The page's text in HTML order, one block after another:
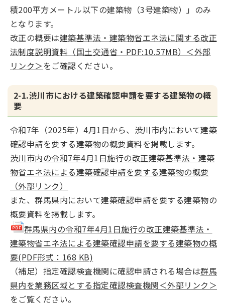
積200平方メートル以下の建築物（3号建築物）」のみ
となります。
改正の概要は建築基準法・建築物省エネ法に関する改正
法制度説明資料（国土交通省・PDF:10.57MB）＜外部
リンク＞をご確認ください。
2-1.渋川市における建築確認申請を要する建築物の概
要
令和7年（2025年）4月1日から、渋川市内において建築
確認申請を要する建築物の概要資料を掲載します。
渋川市内の令和7年4月1日施行の改正建築基準法・建築
物省エネ法による建築確認申請を要する建築物の概要
（外部リンク）
また、群馬県内において建築確認申請を要する建築物の
概要資料を掲載します。
群馬県内の令和7年4月1日施行の改正建築基準法・
建築物省エネ法による建築確認申請を要する建築物の概
要(PDF形式：168 KB)
（補足）指定確認検査機関に確認申請される場合は群馬
県内を業務区域とする指定確認検査機関＜外部リンク＞
をご覧ください。